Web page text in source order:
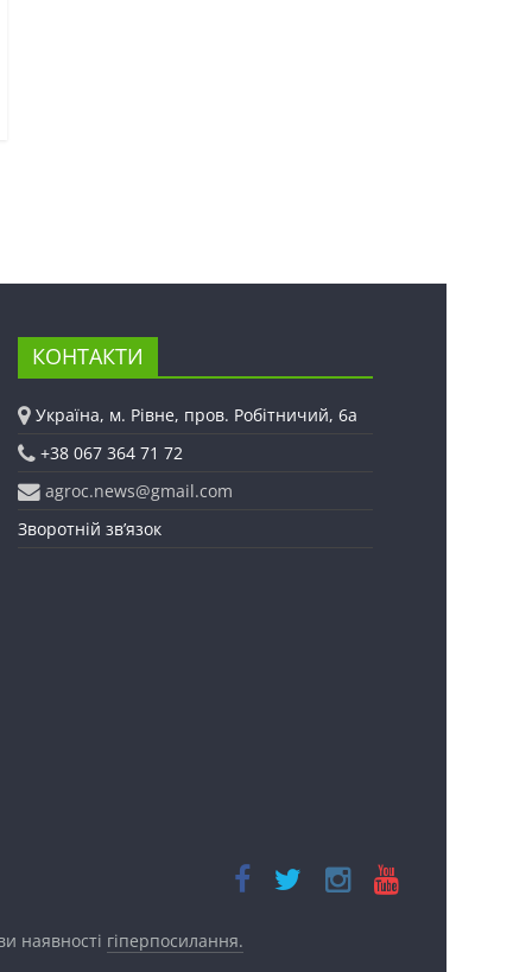
КОНТАКТИ
Україна, м. Рівне, пров. Робітничий, 6а
+38 067 364 71 72
agroc.news@gmail.com
Зворотній зв’язок
наявності гіперпосилання.